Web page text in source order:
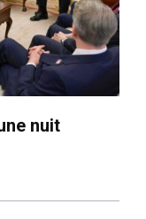
nuit